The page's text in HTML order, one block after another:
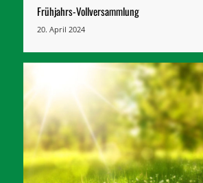
Frühjahrs-Vollversammlung
20. April 2024